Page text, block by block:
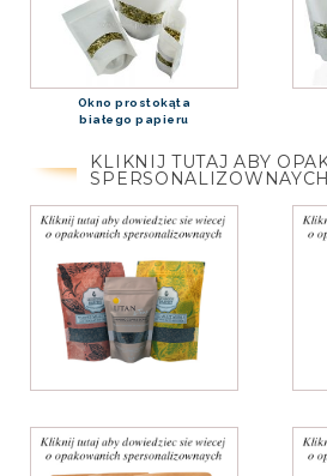
Okno prostokąta
białego papieru
KLIKNIJ TUTAJ ABY
SPERSONALIZOWNAYCH